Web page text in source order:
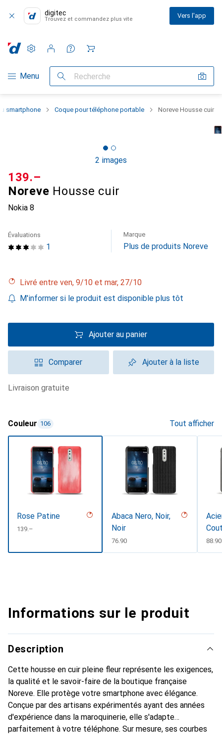
digitec
Trouvez et commandez plus vite Vers l'app
Navigation par catégorie
Menu Recherche
Paramètres
Compte client
Listes de comparaison
Listes d'envies
Panier
smartphone Coque pour téléphone portable Noreve Housse cuir
2 images
Noreve Housse cuir
Nokia 8
CHF
139.–
1
Évaluations Marque
Plus de produits Noreve
Livré entre ven, 9/10 et mar, 27/10
M'informer si le produit est disponible plus tôt
Ajouter au panier
Comparer Ajouter à la liste
livraison gratuite
Couleur 106 Tout afficher
Rose Patine
CHF
139.–
Abaca Nero, Noir,
Noir
CHF
76.90 CHF
88.90
Informations sur le produit
Description
Cette housse en cuir pleine fleur représente les exigences,
la qualité et le savoir-faire de la boutique française
Noreve. Elle protège votre smartphone avec élégance.
Conçue par des artisans expérimentés ayant des années
d'expérience dans la maroquinerie, elle s'adapte
parfaitement à votre téléphone. Sur mesure, ses courbes